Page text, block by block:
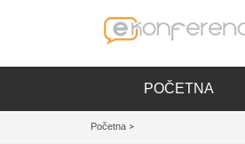
POČETNA
Početna >